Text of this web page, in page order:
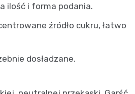
ilość i forma podania.
źródło cukru, łatwo
dosładzane.